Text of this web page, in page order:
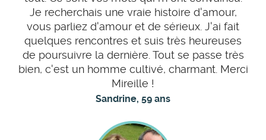
Je recherchais une vraie histoire d'amour,
vous parliez d'amour et de sérieux. J'ai fait
quelques rencontres et suis très heureuses
de poursuivre la dernière. Tout se passe très
bien, c'est un homme cultivé, charmant. Merci
Mireille !
Sandrine, 59 ans